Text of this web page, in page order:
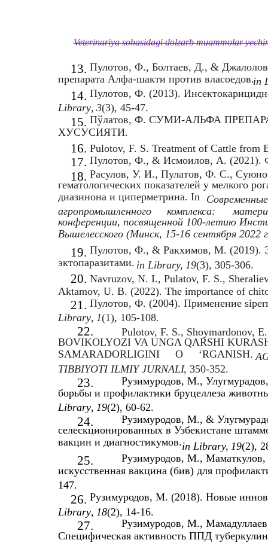
Veterinariya sohasidagi dolzarb muammolar
13. Пулотов, Ф., Болтаев, Д., &
препарата Алфа-шакти против власоедов.in
14. Пулотов, Ф. (2013).
Library, 3(3), 45-47.
15. Пўлатов, Ф. СУМИ-АЛЬФА
ХУСУСИЯТИ.
16. Pulotov, F. S. Treatment of Cattle from
17. Пулотов, Ф., & Исмоилов, А. (2021).
18. Расулов, У. И., Пулатов, Ф. С.,
гематологических показателей у мелкого
диазинона и циперметрина. In
агропромышленного
комплекса:
конференции, посвященной 100-летию
Вышелесского (Минск, 15-16 сентября 2022
19. Пулотов, Ф., & Ракхимов, М. (2019).
эктопаразитами. in Library, 19(3), 305-306.
20. Navruzov, N. I., Pulatov, F. S.,
Aktamov, U. B. (2022). The importance of
21. Пулотов, Ф. (2004). Применение
Library, 1(1), 105-108.
22.
Pulotov, F. S., Shoymardonov,
BOVIKOLYOZI VA UNGA QARSHI
SAMARADORLIGINI
O ‘RGANISH.
TIBBIYOTI ILMIY JURNALI, 350-352.
23.
Рузимуродов, М.,
борьбы и профилактики бруцеллеза
Library, 19(2), 60-62.
24.
Рузимуродов, М., &
селескционированных в Узбекистане
вакцин и диагностикумов.in Library, 19(2),
25.
Рузимуродов, М.,
искусственная вакцина (бив) для
147.
26. Рузимуродов, М. (2018). Новые
Library, 18(2), 14-16.
27.
Рузимуродов, М.,
Специфическая активность ППД